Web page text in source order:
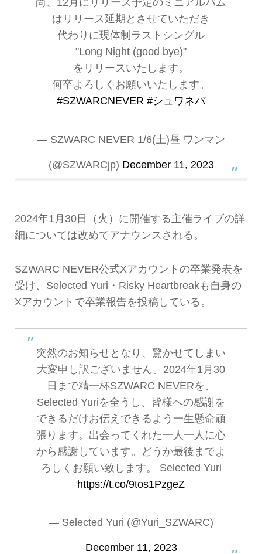
尚、12月にリリース予定のミニアルバム
はリリース延期とさせていただき
代わりに現体制ラストシングル
"Long Night (good bye)"
をリリースいたします。
何卒よろしくお願いいたします。
#SZWARCNEVER #シュワネバ
— SZWARC NEVER 1/6(土)昼 ワンマン
(@SZWARCjp) December 11, 2023
2024年1月30日（火）に開催する主催ライブの詳
細については改めてアナウンスされる。
SZWARC NEVER公式Xアカウントの卒業発表を
受け、Selected Yuri・Risky Heartbreakも自身の
Xアカウントで卒業報告を投稿している。
突然のお知らせとなり、驚かせてしまい
大変申し訳ございません。2024年1月30
日まで精一杯SZWARC NEVERを、
Selected Yuriを全うし、皆様への感謝を
できるだけお伝えできるよう一生懸命頑
張ります。出会ってくれた一人一人に心
から感謝しています。どうか最後までよ
ろしくお願い致します。 Selected Yuri
https://t.co/9tos1PzgeZ
— Selected Yuri (@Yuri_SZWARC)
December 11, 2023